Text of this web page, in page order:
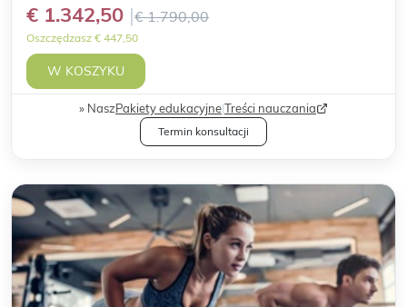
€ 1.342,50 € 1.790,00
Oszczędzasz € 447,50
W KOSZYKU
NaszPakiety edukacyjne|Treści nauczania
Termin konsultacji